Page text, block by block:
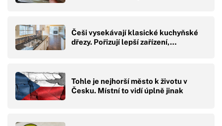
Češi vysekávají klasické kuchyňské
dřezy. Pořizují lepší zařízení,…
Tohle je nejhorší město k životu v
Česku. Místní to vidí úplně jinak